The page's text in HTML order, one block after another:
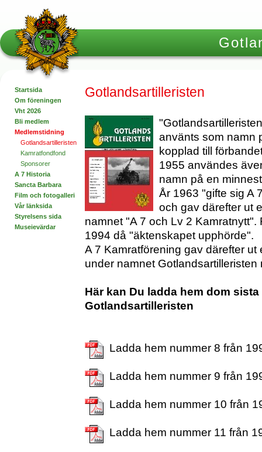
Startsida
Om föreningen
Vht 2026
Bli medlem
Medlemstidning
Gotlandsartilleristen
Kamratfondfond
Sponsorer
A 7 Historia
Sancta Barbara
Film och fotogalleri
Vår länksida
Styrelsens sida
Museievärdar
Gotlandsartilleristen
använts som namn
kopplad till
1955 användes
namn på en
År 1963 "gifte sig A
och gav därefter ut
namnet "A 7 och Lv 2
1994 då "äktenskapet upphörde".
A 7 Kamratförening gav därefter
under namnet
Här kan Du ladda hem dom
Gotlandsartilleristen
Ladda hem nummer 8 från
Ladda hem nummer 9 från
Ladda hem nummer 10 från
Ladda hem nummer 11 från